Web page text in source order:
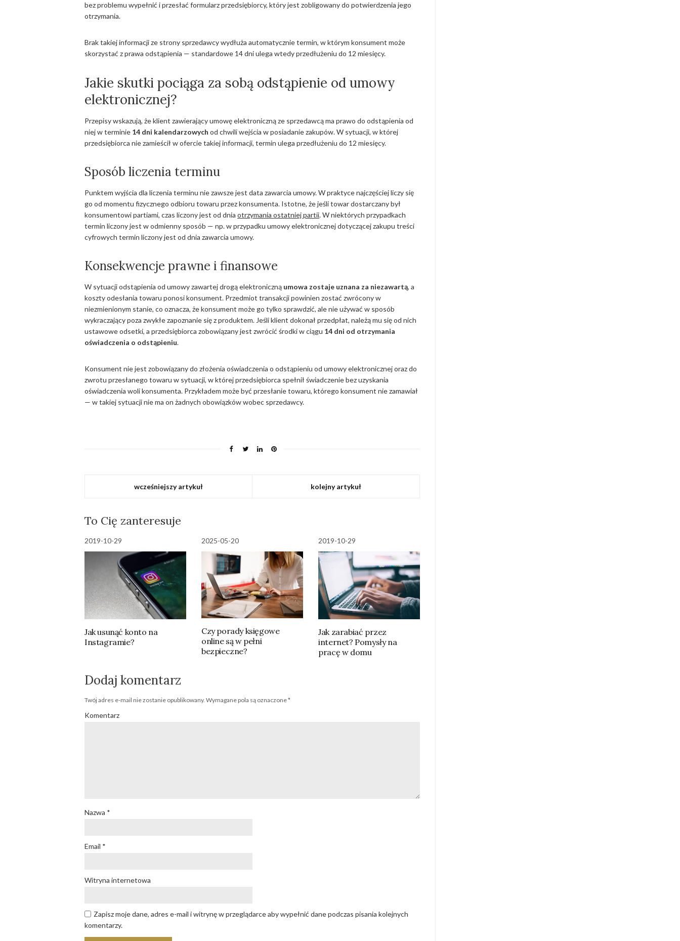
bez problemu wypełnić i przesłać formularz przedsiębiorcy, który jest zobligowany do potwierdzenia jego
otrzymania.
Brak takiej informacji ze strony sprzedawcy wydłuża automatycznie termin, w którym konsument może
skorzystać z prawa odstąpienia — standardowe 14 dni ulega wtedy przedłużeniu do 12 miesięcy.
Jakie skutki pociąga za sobą odstąpienie od umowy
elektronicznej?
Przepisy wskazują, że klient zawierający umowę elektroniczną ze sprzedawcą ma prawo do odstąpienia od
niej w terminie 14 dni kalendarzowych od chwili wejścia w posiadanie zakupów. W sytuacji, w której
przedsiębiorca nie zamieścił w ofercie takiej informacji, termin ulega przedłużeniu do 12 miesięcy.
Sposób liczenia terminu
Punktem wyjścia dla liczenia terminu nie zawsze jest data zawarcia umowy. W praktyce najczęściej liczy się
go od momentu fizycznego odbioru towaru przez konsumenta. Istotne, że jeśli towar dostarczany był
konsumentowi partiami, czas liczony jest od dnia otrzymania ostatniej partii. W niektórych przypadkach
termin liczony jest w odmienny sposób — np. w przypadku umowy elektronicznej dotyczącej zakupu treści
cyfrowych termin liczony jest od dnia zawarcia umowy.
Konsekwencje prawne i finansowe
W sytuacji odstąpienia od umowy zawartej drogą elektroniczną umowa zostaje uznana za niezawartą, a
koszty odesłania towaru ponosi konsument. Przedmiot transakcji powinien zostać zwrócony w
niezmienionym stanie, co oznacza, że konsument może go tylko sprawdzić, ale nie używać w sposób
wykraczający poza zwykłe zapoznanie się z produktem. Jeśli klient dokonał przedpłat, należą mu się od nich
ustawowe odsetki, a przedsiębiorca zobowiązany jest zwrócić środki w ciągu 14 dni od otrzymania
oświadczenia o odstąpieniu.
Konsument nie jest zobowiązany do złożenia oświadczenia o odstąpieniu od umowy elektronicznej oraz do
zwrotu przesłanego towaru w sytuacji, w której przedsiębiorca spełnił świadczenie bez uzyskania
oświadczenia woli konsumenta. Przykładem może być przesłanie towaru, którego konsument nie zamawiał
— w takiej sytuacji nie ma on żadnych obowiązków wobec sprzedawcy.
wcześniejszy artykuł kolejny artykuł
To Cię zanteresuje
2019-10-29
Jak usunąć konto na
Instagramie?
2025-05-20
Czy porady księgowe
online są w pełni
bezpieczne?
2019-10-29
Jak zarabiać przez
internet? Pomysły na
pracę w domu
Dodaj komentarz
Twój adres e-mail nie zostanie opublikowany. Wymagane pola są oznaczone*
Komentarz
Nazwa *
Email *
Witryna internetowa
Zapisz moje dane, adres e-mail i witrynę w przeglądarce aby wypełnić dane podczas pisania kolejnych
komentarzy.